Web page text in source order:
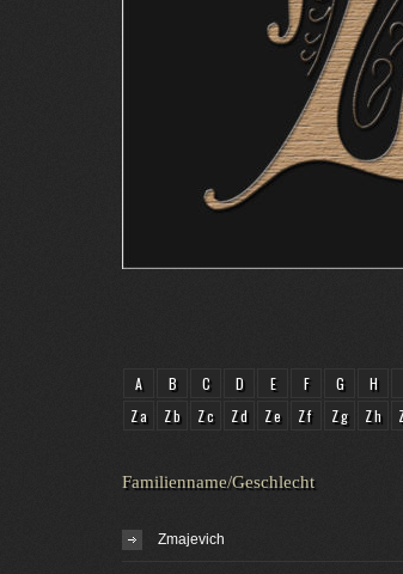
A B C D E F G H
Za
Zb Zc Zd Ze Zf Zg Zh
Familienname/Geschlecht
Zmajevich